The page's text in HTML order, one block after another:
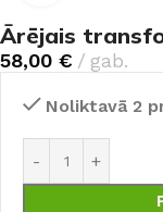
Ārējais
58,00 € gab.
Noliktavā 2